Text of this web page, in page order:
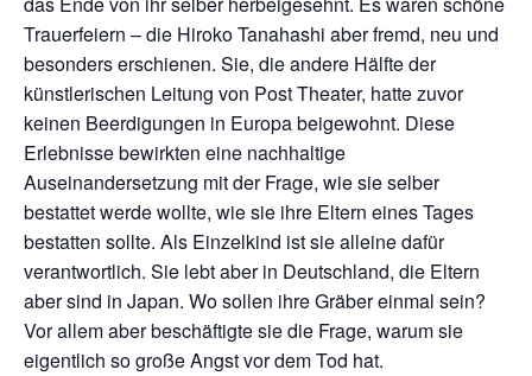
Trauerfeiern – die Hiroko Tanahashi aber fremd, neu und
besonders erschienen. Sie, die andere Hälfte der
künstlerischen Leitung von Post Theater, hatte zuvor
keinen Beerdigungen in Europa beigewohnt. Diese
Erlebnisse bewirkten eine nachhaltige
Auseinandersetzung mit der Frage, wie sie selber
bestattet werde wollte, wie sie ihre Eltern eines Tages
bestatten sollte. Als Einzelkind ist sie alleine dafür
verantwortlich. Sie lebt aber in Deutschland, die Eltern
aber sind in Japan. Wo sollen ihre Gräber einmal sein?
Vor allem aber beschäftigte sie die Frage, warum sie
eigentlich so große Angst vor dem Tod hat.